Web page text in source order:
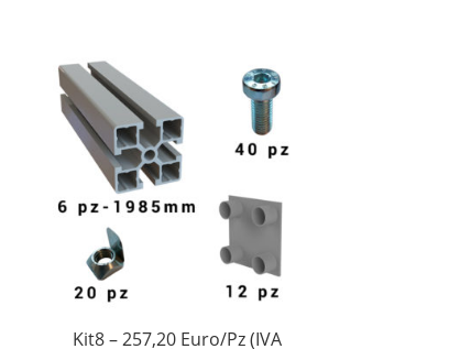
Kit8 – 257,20 Euro/Pz (IVA